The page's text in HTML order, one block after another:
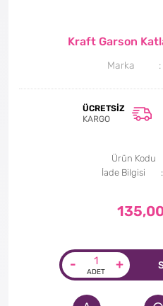
Kraft Garson
Marka
ÜCRETSIZ
KARGO
Ürün Kodu
İade Bilgisi
- +